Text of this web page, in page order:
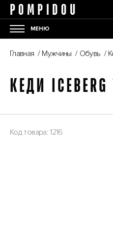
POMPIDOU
МЕНЮ
Главная / Мужчины / Обувь /
КЕДИ ICEBERG
Код товара: 1216